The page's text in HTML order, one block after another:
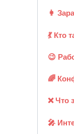
👩
💃 Кто
😉
🌈
❌ Что
🎤